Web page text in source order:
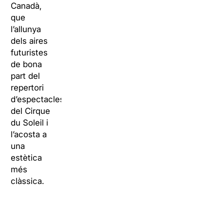
Canadà,
que
l’allunya
dels aires
futuristes
de bona
part del
repertori
d’espectacles
del Cirque
du Soleil i
l’acosta a
una
estètica
més
clàssica.